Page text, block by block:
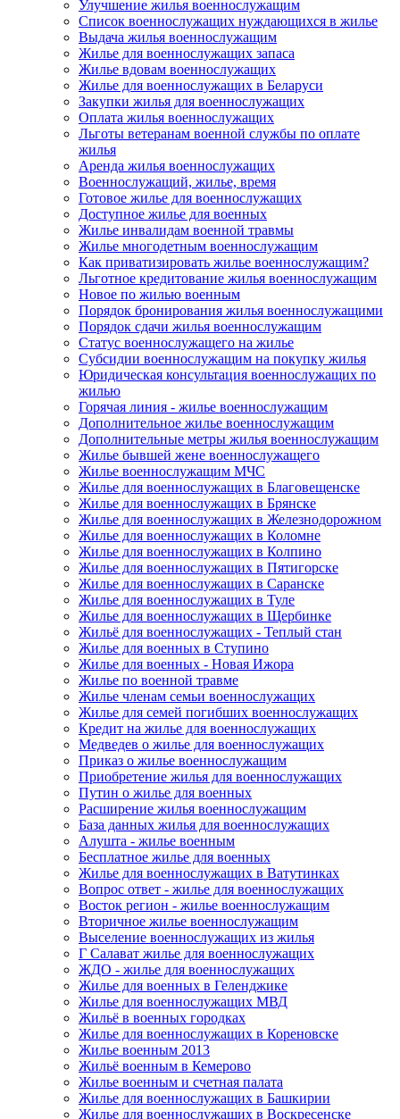
Улучшение жилья военнослужащим
Список военнослужащих нуждающихся в жилье
Выдача жилья военнослужащим
Жилье для военнослужащих запаса
Жилье вдовам военнослужащих
Жилье для военнослужащих в Беларуси
Закупки жилья для военнослужащих
Оплата жилья военнослужащих
Льготы ветеранам военной службы по оплате
жилья
Аренда жилья военнослужащих
Военнослужащий, жилье, время
Готовое жилье для военнослужащих
Доступное жилье для военных
Жилье инвалидам военной травмы
Жилье многодетным военнослужащим
Как приватизировать жилье военнослужащим?
Льготное кредитование жилья военнослужащим
Новое по жилью военным
Порядок бронирования жилья военнослужащими
Порядок сдачи жилья военнослужащим
Статус военнослужащего на жилье
Субсидии военнослужащим на покупку жилья
Юридическая консультация военнослужащих по
жилью
Горячая линия - жилье военнослужащим
Дополнительное жилье военнослужащим
Дополнительные метры жилья военнослужащим
Жилье бывшей жене военнослужащего
Жилье военнослужащим МЧС
Жилье для военнослужащих в Благовещенске
Жилье для военнослужащих в Брянске
Жилье для военнослужащих в Железнодорожном
Жилье для военнослужащих в Коломне
Жилье для военнослужащих в Колпино
Жилье для военнослужащих в Пятигорске
Жилье для военнослужащих в Саранске
Жилье для военнослужащих в Туле
Жилье для военнослужащих в Щербинке
Жильё для военнослужащих - Теплый стан
Жилье для военных в Ступино
Жилье для военных - Новая Ижора
Жилье по военной травме
Жилье членам семьи военнослужащих
Жилье для семей погибших военнослужащих
Кредит на жилье для военнослужащих
Медведев о жилье для военнослужащих
Приказ о жилье военнослужащим
Приобретение жилья для военнослужащих
Путин о жилье для военных
Расширение жилья военнослужащим
База данных жилья для военнослужащих
Алушта - жилье военным
Бесплатное жилье для военных
Жилье для военнослужащих в Ватутинках
Вопрос ответ - жилье для военнослужащих
Восток регион - жилье военнослужащим
Вторичное жилье военнослужащим
Выселение военнослужащих из жилья
Г Салават жилье для военнослужащих
ЖДО - жилье для военнослужащих
Жилье для военных в Геленджике
Жилье для военнослужащих МВД
Жильё в военных городках
Жилье для военнослужащих в Кореновске
Жилье военным 2013
Жильё военным в Кемерово
Жилье военным и счетная палата
Жилье для военнослужащих в Башкирии
Жилье для военнослужащих в Воскресенске